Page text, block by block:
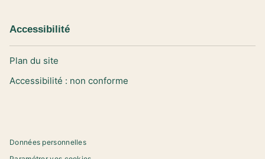
Accessibilité
Plan du site
Accessibilité : non conforme
Données personnelles